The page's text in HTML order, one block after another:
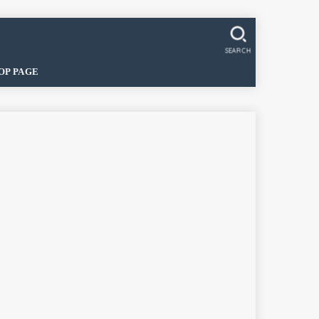
PAGE
SEARCH